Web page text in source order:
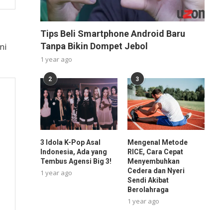
Tips Beli Smartphone Android Baru
Tanpa Bikin Dompet Jebol
1 year ago
2
3 Idola K-Pop Asal
Indonesia, Ada yang
Tembus Agensi Big 3!
1 year ago
3
Mengenal Metode
RICE, Cara Cepat
Menyembuhkan
Cedera dan Nyeri
Sendi Akibat
Berolahraga
1 year ago